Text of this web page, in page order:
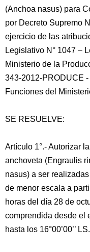
(Anchoa nasus) para
por Decreto Supremo
ejercicio de las
Legislativo N° 1047 –
Ministerio de la
343-2012-PRODUCE
Funciones del
SE RESUELVE:
Artículo 1°.- Autorizar
anchoveta (Engraulis
nasus) a ser
de menor escala a
horas del día 28 de
comprendida desde el
hasta los 16°00’00’’ LS.